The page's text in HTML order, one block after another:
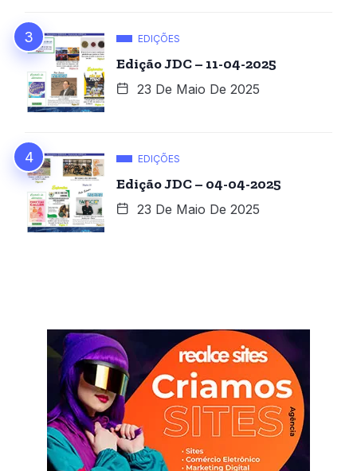
EDIÇÕES
Edição JDC – 11-04-2025
23 De Maio De 2025
EDIÇÕES
Edição JDC – 04-04-2025
23 De Maio De 2025